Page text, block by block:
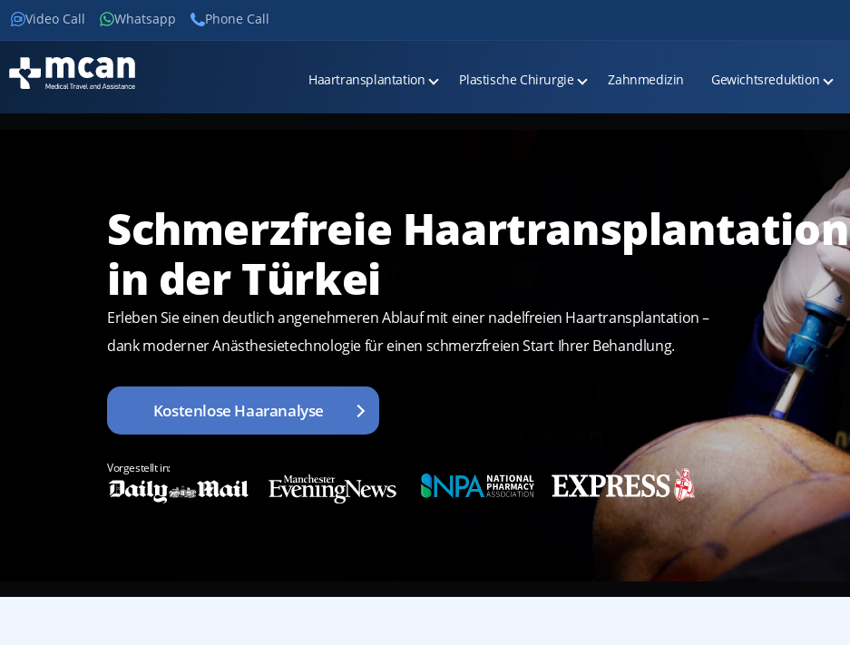
Video Call Whatsapp Phone Call
Haartransplantation Plastische Chirurgie Zahnmedizin Gewichtsreduktion
Schmerzfreie Haartransplantation
in der Türkei
Erleben Sie einen deutlich angenehmeren Ablauf mit einer nadelfreien Haartransplantation –
dank moderner Anästhesietechnologie für einen schmerzfreien Start Ihrer Behandlung.
Kostenlose Haaranalyse
Vorgestellt in: